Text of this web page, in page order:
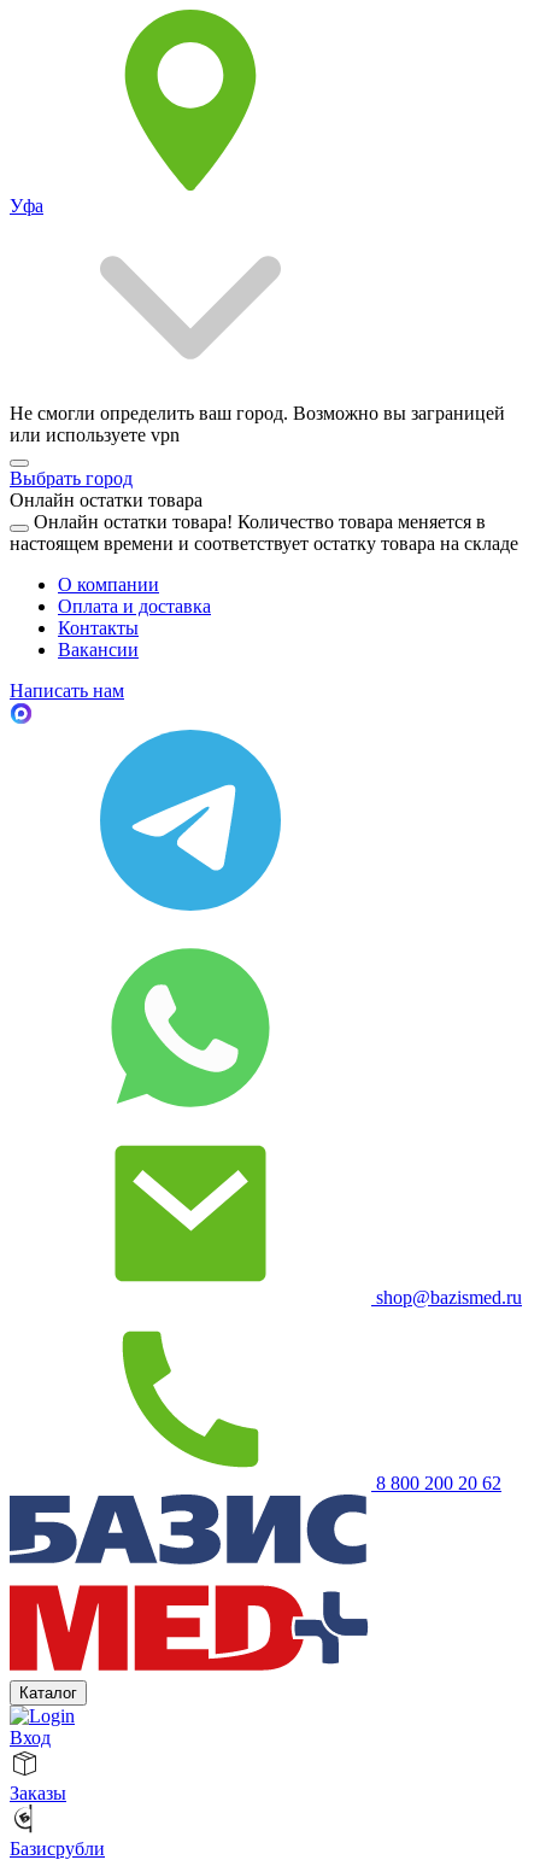
Уфа
Не смогли определить ваш город. Возможно вы заграницей
или используете vpn
Выбрать город
Онлайн остатки товара
Онлайн остатки товара! Количество товара меняется в
настоящем времени и соответствует остатку товара на складе
О компании
Оплата и доставка
Контакты
Вакансии
Написать нам
shop@bazismed.ru
8 800 200 20 62
Каталог
Вход
Заказы
Базисрубли